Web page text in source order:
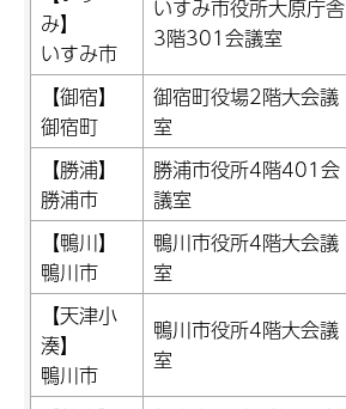
み】
いすみ市
いすみ市役所大原庁舎
3階301会議室
【御宿】
御宿町
御宿町役場2階大会議
室
【勝浦】
勝浦市
勝浦市役所4階401会
議室
【鴨川】
鴨川市
鴨川市役所4階大会議
室
【天津小
湊】
鴨川市
鴨川市役所4階大会議
室